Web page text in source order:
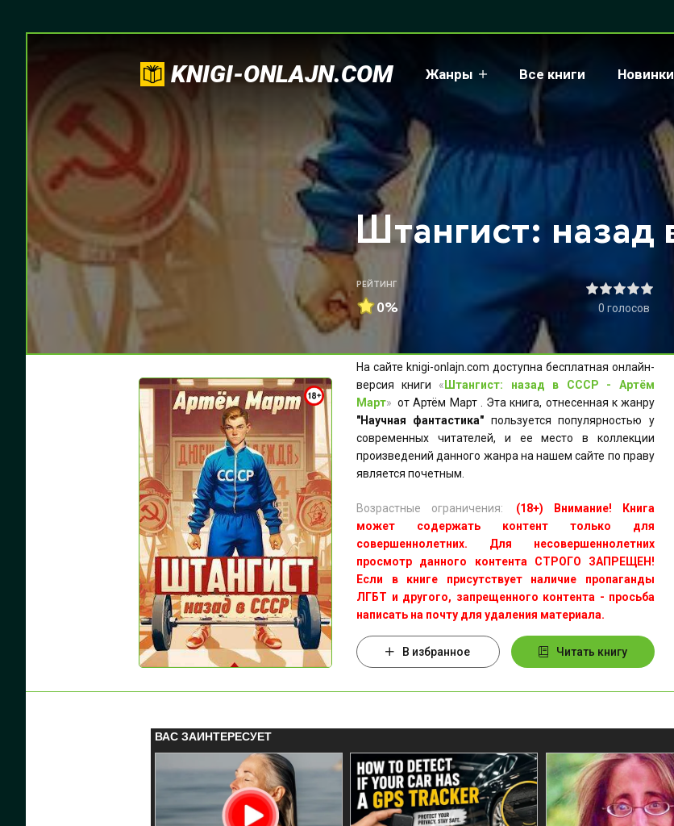
KNIGI-ONLAJN.COM Жанры Все книги Новинки
РЕЙТИНГ
0% 0 голосов
На сайте knigi-onlajn.com доступна бесплатная онлайн-
версия книги « Штангист: назад в СССР - Артём
Март» от Артём Март . Эта книга, отнесенная к жанру
"Научная фантастика" пользуется популярностью у
современных читателей, и ее место в коллекции
произведений данного жанра на нашем сайте по праву
является почетным.
Возрастные ограничения:
(18+) Внимание! Книга
может содержать контент только для
совершеннолетних. Для несовершеннолетних
просмотр данного контента СТРОГО ЗАПРЕЩЕН!
Если в книге присутствует наличие пропаганды
ЛГБТ и другого, запрещенного контента - просьба
написать на почту для удаления материала.
В избранное Читать книгу